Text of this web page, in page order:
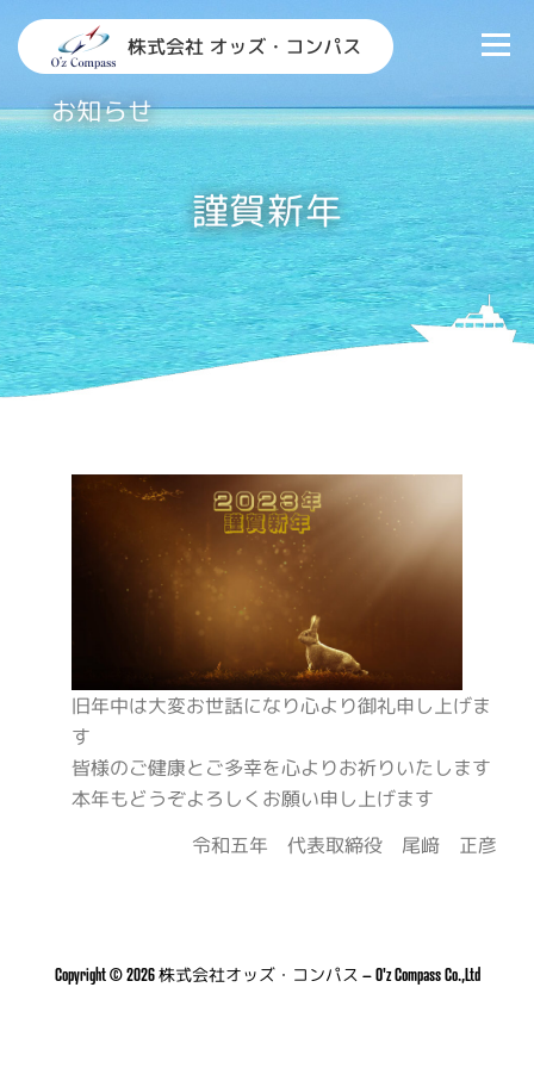
ツ
ス
キ
ッ
プ
メニュ
TOP 情報システム部門支援 研修 お知らせ
会社概要 お問い合わせ
お知らせ
謹賀新年
旧年中は大変お世話になり心より御礼申し上げま
す
皆様のご健康とご多幸を心よりお祈りいたします
本年もどうぞよろしくお願い申し上げます
令和五年 代表取締役 尾﨑 正彦
Copyright © 2026 株式会社オッズ・コンパス –O'z Compass Co.,Ltd